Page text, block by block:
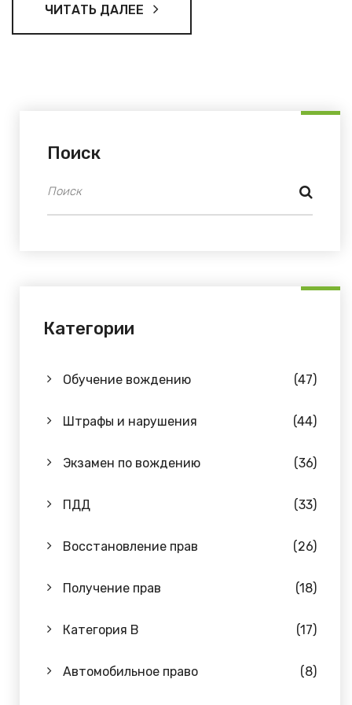
ЧИТАТЬ ДАЛЕЕ
Поиск
Категории
Обучение вождению (47)
Штрафы и нарушения (44)
Экзамен по вождению (36)
ПДД (33)
Восстановление прав (26)
Получение прав (18)
Категория B (17)
Автомобильное право (8)